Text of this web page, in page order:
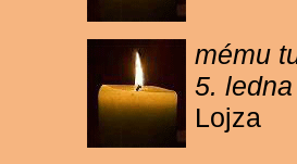
mému
5.
Lojza